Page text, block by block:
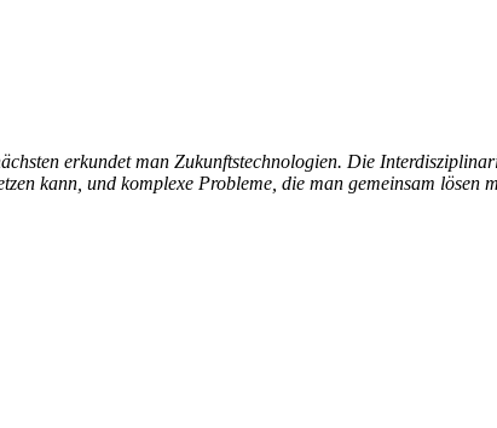
erkundet man Zukunftstechnologien. Die
kann, und komplexe Probleme, die man gemeinsam lösen